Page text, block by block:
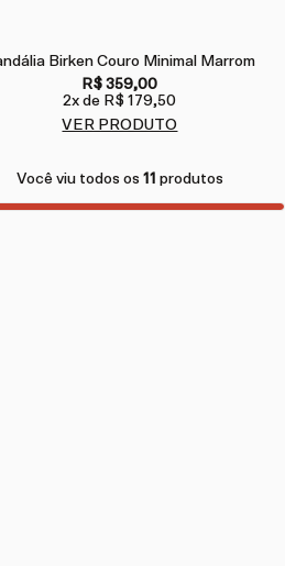
Birken Couro Minimal Marrom
R$ 359,00
2x de R$ 179,50
VER PRODUTO
Você viu todos os 11 produtos